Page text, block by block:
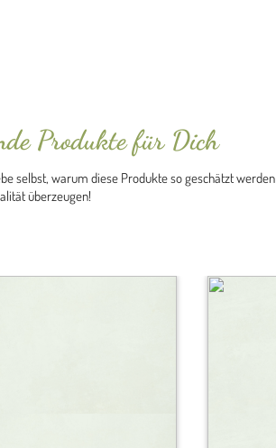
Produkte für Dich
selbst, warum diese Produkte so geschätzt
überzeugen!